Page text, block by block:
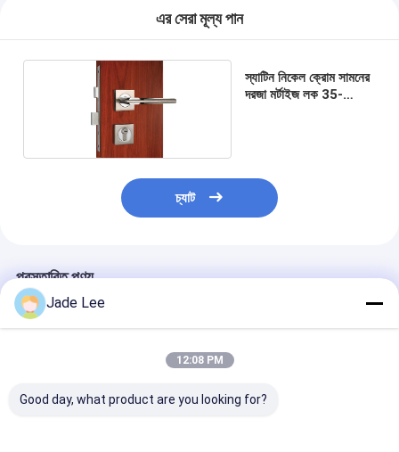
এর সেরা মূল্য পান
স্যাটিন নিকেল ক্রোম সামনের
দরজা মর্টাইজ লক 35-
চ্যাট
প্রস্তাবিত পণ্য
Jade Lee
12:08 PM
Good day, what product are you looking for?